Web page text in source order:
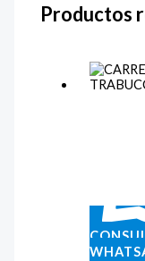
Productos